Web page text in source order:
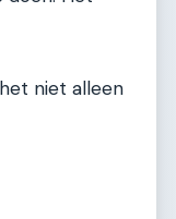
niet alleen